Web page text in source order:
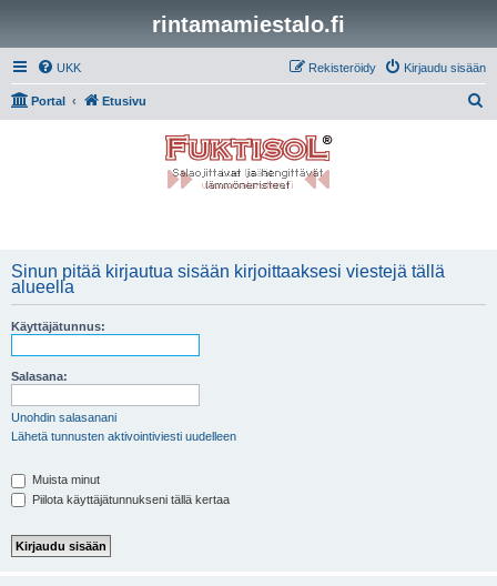
rintamamiestalo.fi
UKK Kirjaudu sisään
Rekisteröidy
Portal Etusivu
Sinun pitää kirjautua sisään kirjoittaaksesi viestejä tällä
alueella
Käyttäjätunnus:
Salasana:
Unohdin salasanani
Lähetä tunnusten aktivointiviesti uudelleen
Muista minut
Piilota käyttäjätunnukseni tällä kertaa